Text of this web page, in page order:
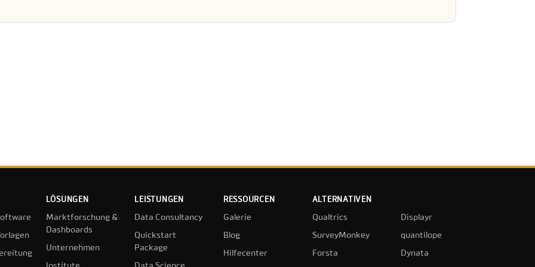
LÖSUNGEN
Marktforschung &
Dashboards
Unternehmen
LEISTUNGEN
Data Consultancy
Quickstart
Package
RESSOURCEN
Galerie
Blog
Hilfecenter
ALTERNATIVEN
Qualtrics
SurveyMonkey
Forsta
Displayr
quantilope
Dynata